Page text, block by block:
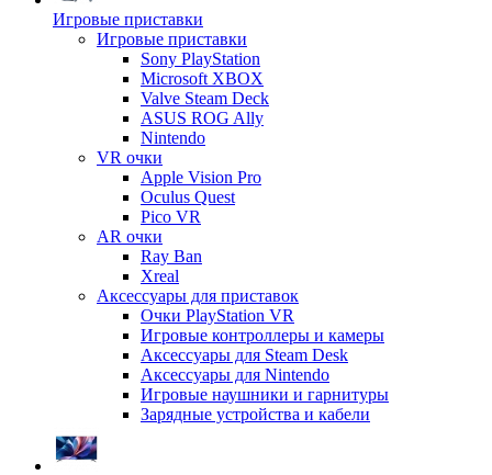
Игровые приставки
Игровые приставки
Sony PlayStation
Microsoft XBOX
Valve Steam Deck
ASUS ROG Ally
Nintendo
VR очки
Apple Vision Pro
Oculus Quest
Pico VR
AR очки
Ray Ban
Xreal
Аксессуары для приставок
Очки PlayStation VR
Игровые контроллеры и камеры
Аксессуары для Steam Desk
Аксессуары для Nintendo
Игровые наушники и гарнитуры
Зарядные устройства и кабели